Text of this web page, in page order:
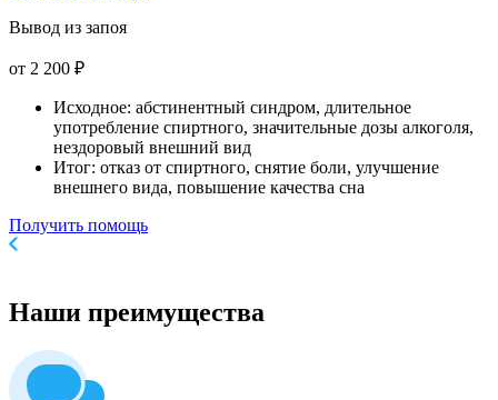
Вывод из запоя
от 2 200 ₽
Исходное: абстинентный синдром, длительное
употребление спиртного, значительные дозы алкоголя,
нездоровый внешний вид
Итог: отказ от спиртного, снятие боли, улучшение
внешнего вида, повышение качества сна
Получить помощь
Наши преимущества